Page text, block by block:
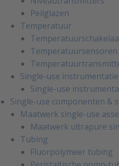
Peilglazen
Temperatuur
Temperatuursensoren
Single-use instrumentatie
Single-use
Single-use componenten &
Maatwerk single-use
Maatwerk ultrapure
Tubing
Fluorpolymeer tubing